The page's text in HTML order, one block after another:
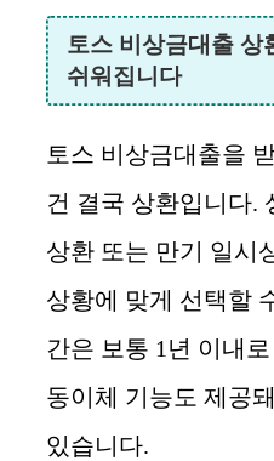
토스 비상금대출 상
쉬워집니다
토스 비상금대출을
건 결국 상환입니다.
상환 또는 만기 일시
상황에 맞게 선택할
간은 보통 1년 이내
동이체 기능도 제공
있습니다.